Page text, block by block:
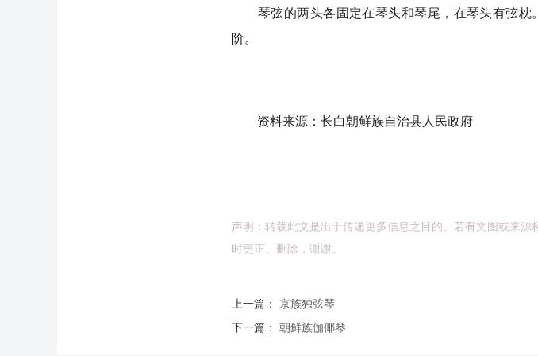
琴弦的两头各固定在琴头和琴尾，在琴头有弦枕
阶。
资料来源：长白朝鲜族自治县人民政府
声明：转载此文是出于传递更多信息之目的。若有文图或来
时更正、删除，谢谢。
上一篇： 京族独弦琴
下一篇： 朝鲜族伽倻琴